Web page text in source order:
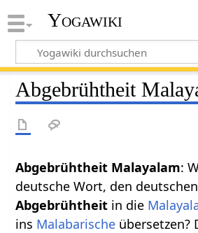
Yogawiki
Abgebrühtheit
Abgebrühtheit Malayalam:
deutsche Wort, den
Abgebrühtheit in die
ins Malabarische übersetzen?